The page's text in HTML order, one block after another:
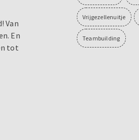
Van
En
tot
Vrijgezellenuitje
Teambuilding